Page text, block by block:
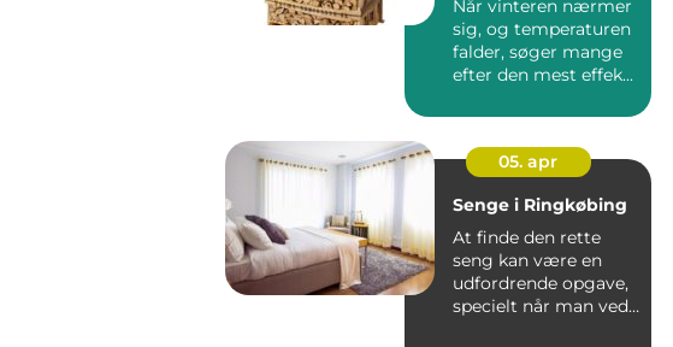
Når vinteren nærmer
sig, og temperaturen
falder, søger mange
efter den mest effek...
05. apr
Senge i Ringkøbing
At finde den rette
seng kan være en
udfordrende opgave,
specielt når man ved,